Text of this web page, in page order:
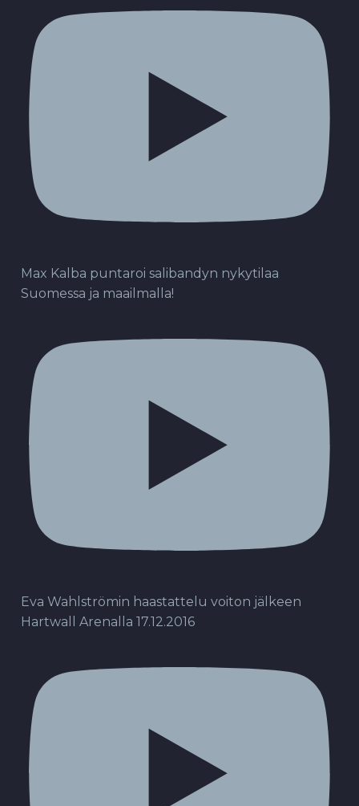
Max Kalba puntaroi salibandyn nykytilaa
Suomessa ja maailmalla!
Eva Wahlströmin haastattelu voiton jälkeen
Hartwall Arenalla 17.12.2016